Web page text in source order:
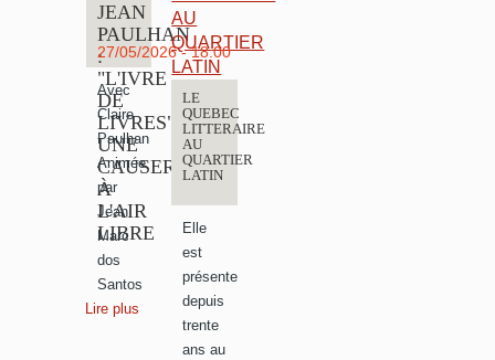
JEAN
PAULHAN
:
"L'IVRE
DE
LIVRES"
UNE
CAUSERIE
À
L'AIR
LIBRE
27/05/2026 - 18:00
Avec
Claire
Paulhan
Animée
par
Jean
Marc
dos
Santos
Lire plus
LE
QUEBEC
LITTERAIRE
AU
QUARTIER
LATIN
Elle
est
présente
depuis
trente
ans au